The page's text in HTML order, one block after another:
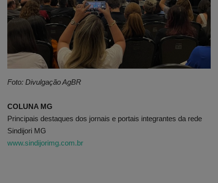
Edições em PDF
Foto: Divulgação AgBR
COLUNA MG
Principais destaques dos jornais e portais integrantes da rede
Sindijori MG
www.sindijorimg.com.br